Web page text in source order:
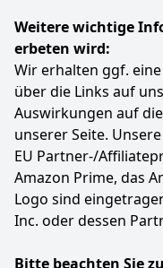
Weitere wichtige
erbeten wird:
Wir erhalten ggf.
über die Links auf
Auswirkungen auf
unserer Seite.
EU Partner-/
Amazon Prime, das
Logo sind
Inc. oder dessen
Bitte beachten Sie